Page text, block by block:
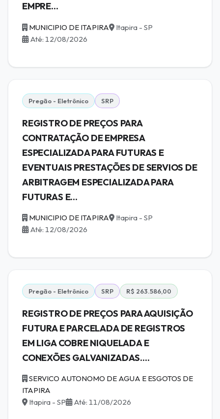
EMPRE...
MUNICIPIO DE ITAPIRA
Itapira - SP
Até: 12/08/2026
Pregão - Eletrônico SRP
REGISTRO DE PREÇOS PARA
CONTRATAÇÃO DE EMPRESA
ESPECIALIZADA PARA FUTURAS E
EVENTUAIS PRESTAÇÕES DE SERVIOS DE
ARBITRAGEM ESPECIALIZADA PARA
FUTURAS E...
MUNICIPIO DE ITAPIRA
Itapira - SP
Até: 12/08/2026
Pregão - Eletrônico SRP R$ 263.586,00
REGISTRO DE PREÇOS PARA AQUISIÇÃO
FUTURA E PARCELADA DE REGISTROS
EM LIGA COBRE NIQUELADA E
CONEXÕES GALVANIZADAS....
SERVICO AUTONOMO DE AGUA E ESGOTOS DE
ITAPIRA
Itapira - SP
Até: 11/08/2026